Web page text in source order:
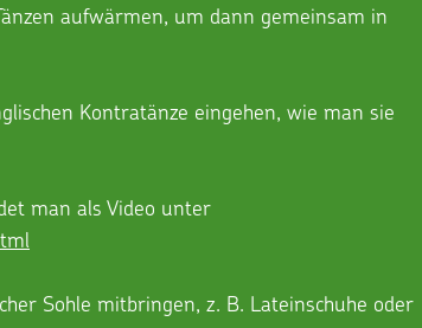
aufwärmen, um dann gemeinsam in
Kontratänze eingehen, wie man sie
man als Video unter
Sohle mitbringen, z. B. Lateinschuhe oder